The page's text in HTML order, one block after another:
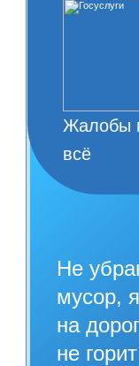
Жалобы
всё
Не
мусор,
на
не горит